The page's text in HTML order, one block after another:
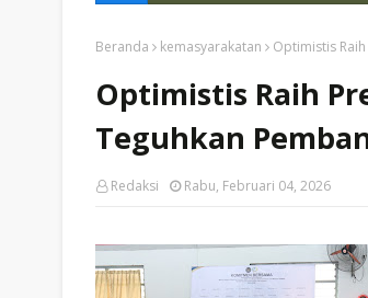
Beranda kemasyarakatan Optimistis
Optimistis Raih
Teguhkan
Redaksi Rabu, Februari 04, 2026